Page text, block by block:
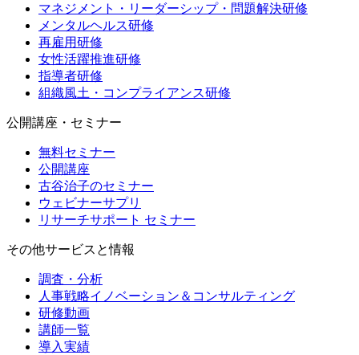
マネジメント・リーダーシップ・問題解決研修
メンタルヘルス研修
再雇用研修
女性活躍推進研修
指導者研修
組織風土・コンプライアンス研修
公開講座・セミナー
無料セミナー
公開講座
古谷治子のセミナー
ウェビナーサプリ
リサーチサポート セミナー
その他サービスと情報
調査・分析
人事戦略イノベーション＆コンサルティング
研修動画
講師一覧
導入実績